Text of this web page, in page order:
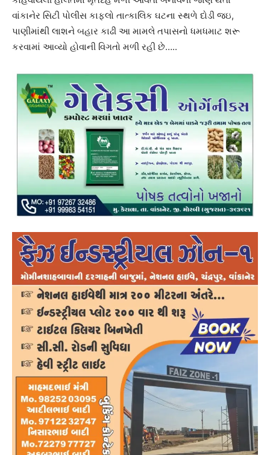
વાંકાનેર સિટી પોલીસ કાફલો તાત્કાલિક ઘટના સ્થળે દોડી જઇ,
પાણીમાંથી લાશને બહાર કાઢી આ મામલે તપાસનો ધમધમાટ શરૂ
કરવામાં આવ્યો હોવાની વિગતો મળી રહી છે…..